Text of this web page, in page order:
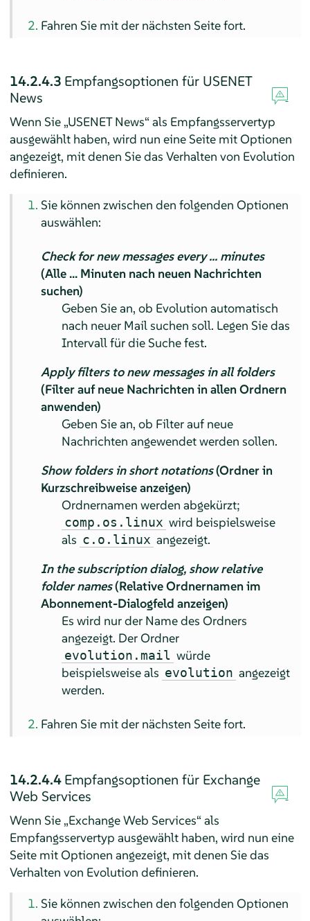
Fahren Sie mit der nächsten Seite fort.
14.2.4.3 Empfangsoptionen für USENET
News
Wenn Sie „USENET News“ als Empfangsservertyp
ausgewählt haben, wird nun eine Seite mit Optionen
angezeigt, mit denen Sie das Verhalten von Evolution
definieren.
Sie können zwischen den folgenden Optionen
auswählen:
Check for new messages every ... minutes
(Alle ... Minuten nach neuen Nachrichten
suchen)
Geben Sie an, ob Evolution automatisch
nach neuer Mail suchen soll. Legen Sie das
Intervall für die Suche fest.
Apply filters to new messages in all folders
(Filter auf neue Nachrichten in allen Ordnern
anwenden)
Geben Sie an, ob Filter auf neue
Nachrichten angewendet werden sollen.
Show folders in short notations(Ordner in
Kurzschreibweise anzeigen)
Ordnernamen werden abgekürzt;
comp.os.linux wird beispielsweise
als c.o.linux angezeigt.
In the subscription dialog, show relative
folder names(Relative Ordnernamen im
Abonnement-Dialogfeld anzeigen)
Es wird nur der Name des Ordners
angezeigt. Der Ordner
evolution.mail würde
beispielsweise als evolution angezeigt
werden.
Fahren Sie mit der nächsten Seite fort.
14.2.4.4Empfangsoptionen für Exchange
Web Services
Wenn Sie „Exchange Web Services“ als
Empfangsservertyp ausgewählt haben, wird nun eine
Seite mit Optionen angezeigt, mit denen Sie das
Verhalten von Evolution definieren.
Sie können zwischen den folgenden Optionen